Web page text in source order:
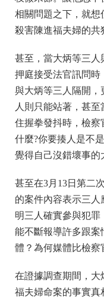
相關問題之下，就想
殺害陳進福夫婦的共
甚至，當大炳等三人
押庭接受法官訊問時
與大炳等三人隔開，
人則只能站著，甚
住握拳發抖時，檢察
什麼?你要揍人是不
覺得自己沒錯壞事的
甚至在3月13日第二
的案件內容表示三
明三人確實參與犯
能不斷報導許多跟案
體？為何媒體比檢察
在證據調查期間，大
福夫婦命案的事實真